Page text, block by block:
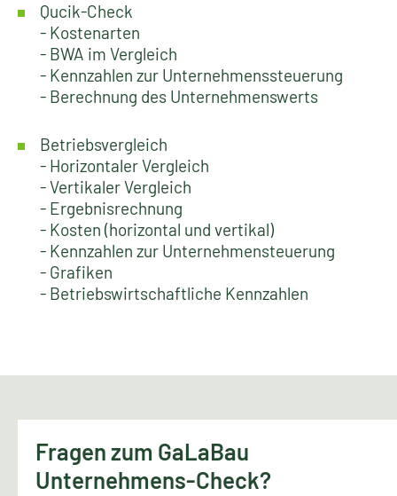
Qucik-Check
- Kostenarten
- BWA im Vergleich
- Kennzahlen zur Unternehmenssteuerung
- Berechnung des Unternehmenswerts
Betriebsvergleich
- Horizontaler Vergleich
- Vertikaler Vergleich
- Ergebnisrechnung
- Kosten (horizontal und vertikal)
- Kennzahlen zur Unternehmensteuerung
- Grafiken
- Betriebswirtschaftliche Kennzahlen
Fragen zum GaLaBau
Unternehmens-Check?